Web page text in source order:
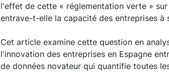
l'effet de cette « réglementation verte »
entrave-t-elle la capacité des entreprises à
Cet article examine cette question en
l'innovation des entreprises en Espagne
de données novateur qui quantifie toutes